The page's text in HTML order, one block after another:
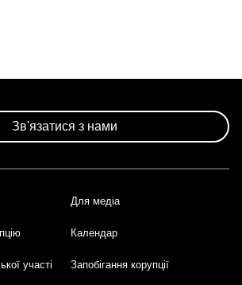
Зв'язатися з нами
Для медіа
Календар
участі Запобігання корупції